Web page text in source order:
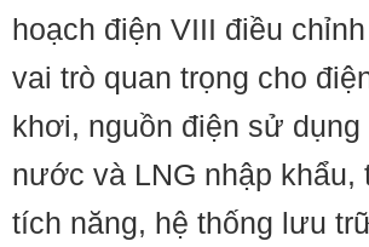
hoạch điện VIII điều
vai trò quan trọng cho
khơi, nguồn điện sử dụng
nước và LNG nhập khẩu,
tích năng, hệ thống lưu